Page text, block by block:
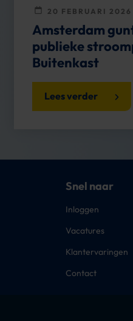
Amsterdam
publieke
Buitenkast
20 FEBRUARI 2026
Lees verder
Snel naar
Inloggen
Vacatures
Klantervaringen
Contact